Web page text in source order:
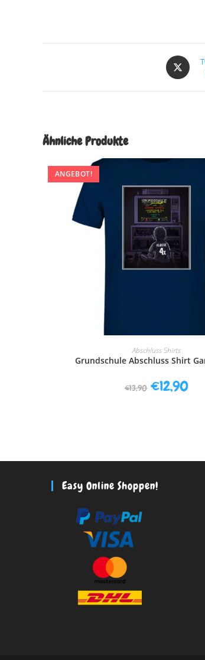
Ähnliche Produkte
ANGEBOT!
AUSFÜHRUNG WÄHLEN
Abschluss Shirts
Grundschule Abschluss Shirt
€13,90 €12,90
Easy Online Shoppen!